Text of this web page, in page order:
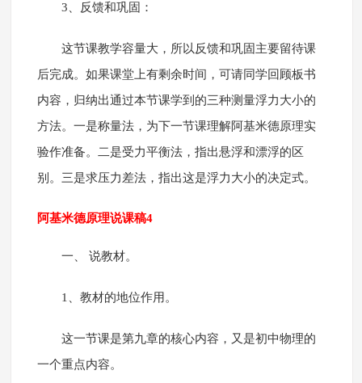
3、反馈和巩固：
这节课教学容量大，所以反馈和巩固主要留待课
后完成。如果课堂上有剩余时间，可请同学回顾板书
内容，归纳出通过本节课学到的三种测量浮力大小的
方法。一是称量法，为下一节课理解阿基米德原理实
验作准备。二是受力平衡法，指出悬浮和漂浮的区
别。三是求压力差法，指出这是浮力大小的决定式。
阿基米德原理说课稿4
一、 说教材。
1、教材的地位作用。
这一节课是第九章的核心内容，又是初中物理的
一个重点内容。